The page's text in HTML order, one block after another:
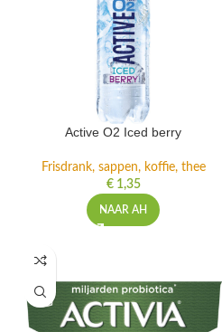
Active O2 Iced berry
Frisdrank, sappen, koffie, thee
€1,35
NAAR AH